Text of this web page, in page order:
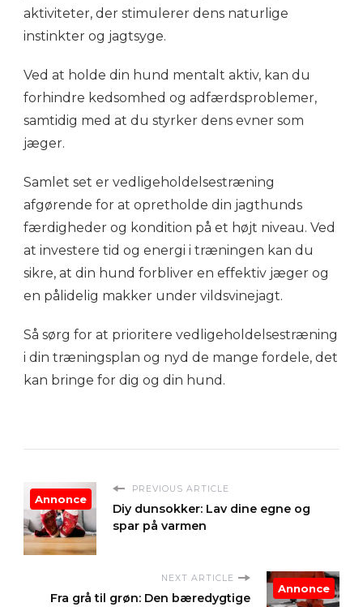
aktiviteter, der stimulerer dens naturlige
instinkter og jagtsyge.
Ved at holde din hund mentalt aktiv, kan du
forhindre kedsomhed og adfærdsproblemer,
samtidig med at du styrker dens evner som
jæger.
Samlet set er vedligeholdelsestræning
afgørende for at opretholde din jagthunds
færdigheder og kondition på et højt niveau. Ved
at investere tid og energi i træningen kan du
sikre, at din hund forbliver en effektiv jæger og
en pålidelig makker under vildsvinejagt.
Så sørg for at prioritere vedligeholdelsestræning
i din træningsplan og nyd de mange fordele, det
kan bringe for dig og din hund.
PREVIOUS ARTICLE
Diy dunsokker: Lav dine egne og
spar på varmen
Annonce
NEXT ARTICLE
Fra grå til grøn: Den bæredygtige
Annonce